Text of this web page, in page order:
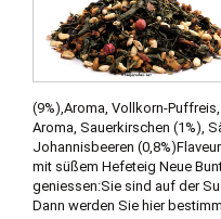
(9%),Aroma, Vollkorn-
Aroma, Sauerkirschen (1%),
Johannisbeeren
mit süßem Hefeteig Neue
geniessen:Sie sind auf der
Dann werden Sie hier